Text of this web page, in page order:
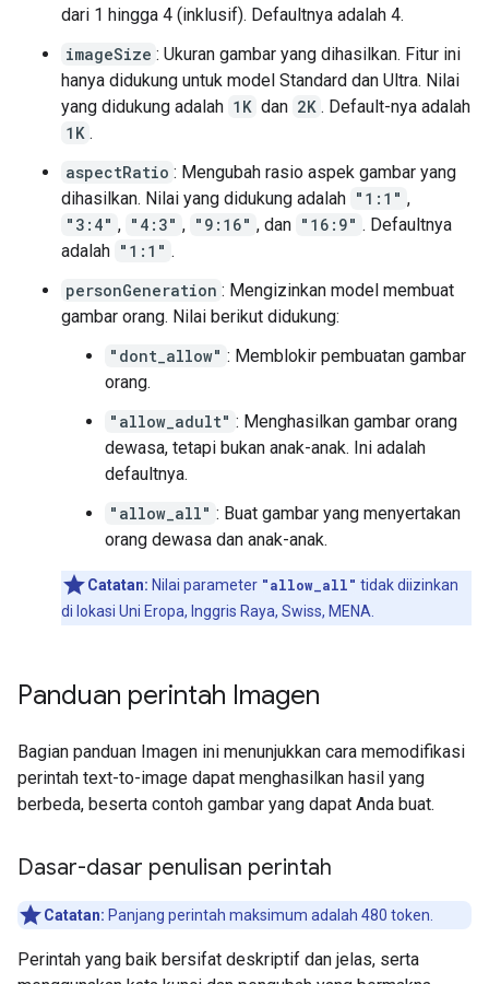
dari 1 hingga 4 (inklusif). Defaultnya adalah 4.
imageSize : Ukuran gambar yang dihasilkan. Fitur ini
hanya didukung untuk model Standard dan Ultra. Nilai
yang didukung adalah 1K dan 2K . Default-nya adalah
1K .
aspectRatio : Mengubah rasio aspek gambar yang
dihasilkan. Nilai yang didukung adalah "1:1" ,
"3:4" , "4:3" , "9:16" , dan "16:9" . Defaultnya
adalah "1:1" .
personGeneration : Mengizinkan model membuat
gambar orang. Nilai berikut didukung:
"dont_allow" : Memblokir pembuatan gambar
orang.
"allow_adult" : Menghasilkan gambar orang
dewasa, tetapi bukan anak-anak. Ini adalah
defaultnya.
"allow_all" : Buat gambar yang menyertakan
orang dewasa dan anak-anak.
Catatan: Nilai parameter "allow_all" tidak diizinkan
di lokasi Uni Eropa, Inggris Raya, Swiss, MENA.
Panduan perintah Imagen
Bagian panduan Imagen ini menunjukkan cara memodifikasi
perintah text-to-image dapat menghasilkan hasil yang
berbeda, beserta contoh gambar yang dapat Anda buat.
Dasar-dasar penulisan perintah
Catatan: Panjang perintah maksimum adalah 480 token.
Perintah yang baik bersifat deskriptif dan jelas, serta